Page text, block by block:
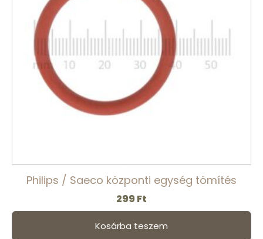
Philips / Saeco központi egység tömítés
299Ft
Kosárba teszem